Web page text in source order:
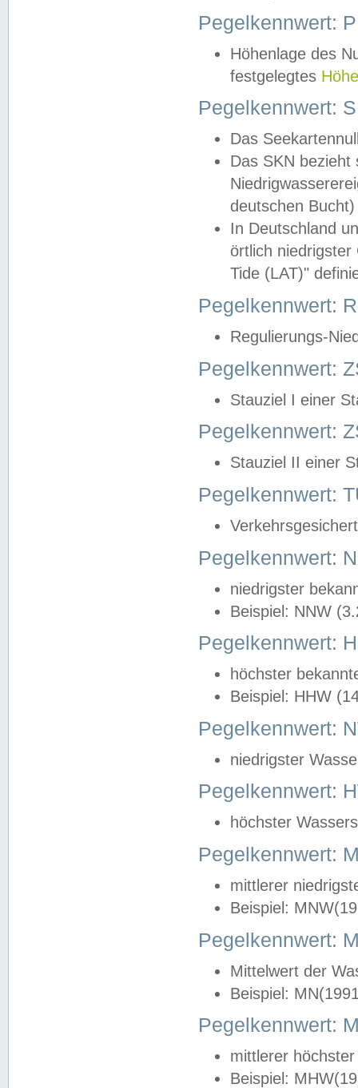
Pegelkennwert:
Höhenlage des
festgelegtes
Pegelkennwert:
Das
Das SKN
deutschen
In Deutschland
örtlich
Tide (LAT)"
Pegelkennwert:
Regulierungs-
Pegelkennwert:
Stauziel I einer
Pegelkennwert:
Stauziel II einer
Pegelkennwert:
Pegelkennwert:
niedrigster
Beispiel: NNW
Pegelkennwert:
höchster
Beispiel: HHW
Pegelkennwert:
niedrigster
Pegelkennwert:
höchster
Pegelkennwert:
mittlerer
Beispiel:
Pegelkennwert:
Mittelwert der
Beispiel:
Pegelkennwert:
mittlerer
Beispiel: